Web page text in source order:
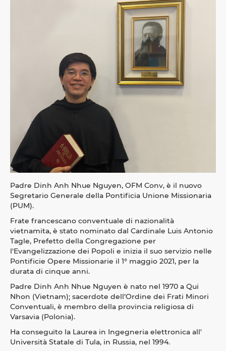
Padre Dinh Anh Nhue Nguyen, OFM Conv, è il nuovo
Segretario Generale della Pontificia Unione Missionaria
(PUM).
Frate francescano conventuale di nazionalità
vietnamita, è stato nominato dal Cardinale Luis Antonio
Tagle, Prefetto della Congregazione per
l'Evangelizzazione dei Popoli e inizia il suo servizio nelle
Pontificie Opere Missionarie il 1° maggio 2021, per la
durata di cinque anni.
Padre Dinh Anh Nhue Nguyen è nato nel 1970 a Qui
Nhon (Vietnam); sacerdote dell’Ordine dei Frati Minori
Conventuali, è membro della provincia religiosa di
Varsavia (Polonia).
Ha conseguito la Laurea in Ingegneria elettronica all'
Università Statale di Tula, in Russia, nel 1994.